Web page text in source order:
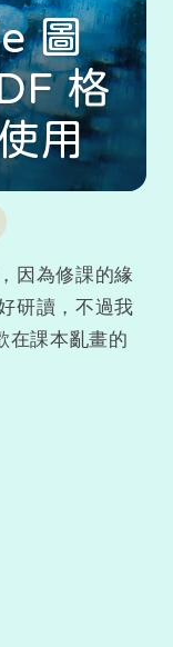
圖
格
用
因為修課的緣
研讀，不過我
在課本亂畫的